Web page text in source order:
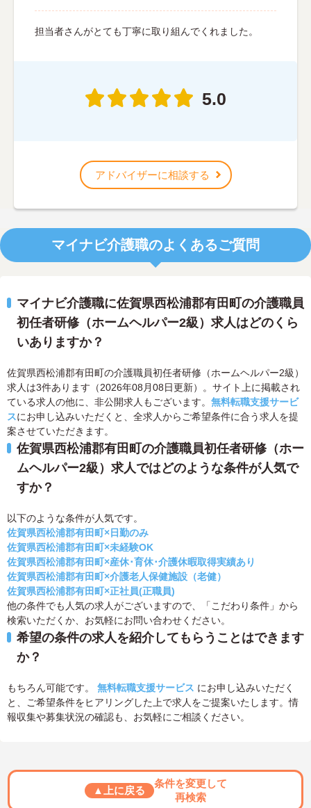
担当者さんがとても丁寧に取り組んでくれました。
5.0
アドバイザーに相談する
マイナビ介護職のよくあるご質問
マイナビ介護職に佐賀県西松浦郡有田町の介護職員
初任者研修（ホームヘルパー2級）求人はどのくら
いありますか？
佐賀県西松浦郡有田町の介護職員初任者研修（ホームヘルパー2級）
求人は3件あります（2026年08月08日更新）。サイト上に掲載され
ている求人の他に、非公開求人もございます。 無料転職支援サービ
スにお申し込みいただくと、全求人からご希望条件に合う求人を提
案させていただきます。
佐賀県西松浦郡有田町の介護職員初任者研修（ホー
ムヘルパー2級）求人ではどのような条件が人気で
すか？
以下のような条件が人気です。
佐賀県西松浦郡有田町×日勤のみ
佐賀県西松浦郡有田町×未経験OK
佐賀県西松浦郡有田町×産休･育休･介護休暇取得実績あり
佐賀県西松浦郡有田町×介護老人保健施設（老健）
佐賀県西松浦郡有田町×正社員(正職員)
他の条件でも人気の求人がございますので、「こだわり条件」から
検索いただくか、お気軽にお問い合わせください。
希望の条件の求人を紹介してもらうことはできます
か？
もちろん可能です。 無料転職支援サービス にお申し込みいただく
と、ご希望条件をヒアリングした上で求人をご提案いたします。情
報収集や募集状況の確認も、お気軽にご相談ください。
▲上に戻る
条件を変更して
再検索